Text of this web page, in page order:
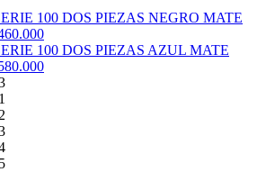
100 DOS PIEZAS NEGRO MATE
100 DOS PIEZAS AZUL MATE